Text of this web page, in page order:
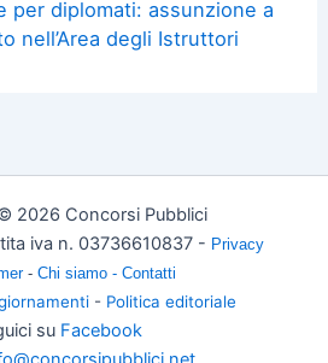
per diplomati: assunzione a
nell’Area degli Istruttori
2026 Concorsi Pubblici
iva n. 03736610837 - Privacy
- Chi siamo - Contatti
- Politica editoriale
su Facebook